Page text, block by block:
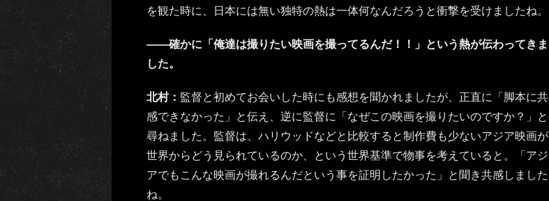
を観た時に、日本には無い独特の熱は一体何なんだろうと衝撃を受けましたね。
――確かに「俺達は撮りたい映画を撮ってるんだ！！」という熱が伝わってきま
した。
北村： 監督と初めてお会いした時にも感想を聞かれましたが、正直に「脚本に共
感できなかった」と伝え、逆に監督に「なぜこの映画を撮りたいのですか？」と
尋ねました。監督は、ハリウッドなどと比較すると制作費も少ないアジア映画が
世界からどう見られているのか、という世界基準で物事を考えていると。「アジ
アでもこんな映画が撮れるんだという事を証明したかった」と聞き共感しました
ね。